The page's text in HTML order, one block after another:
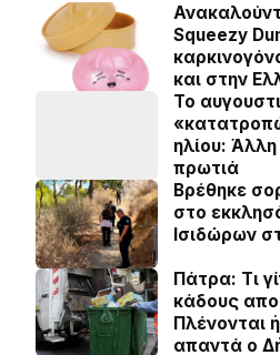
Squeezy
και στην
Το
ηλίου:
πρωτιά
Βρέθηκε
στο
Ισιδώρων
Πάτρα: Τι
κάδους
Πλένονται
απαντά ο